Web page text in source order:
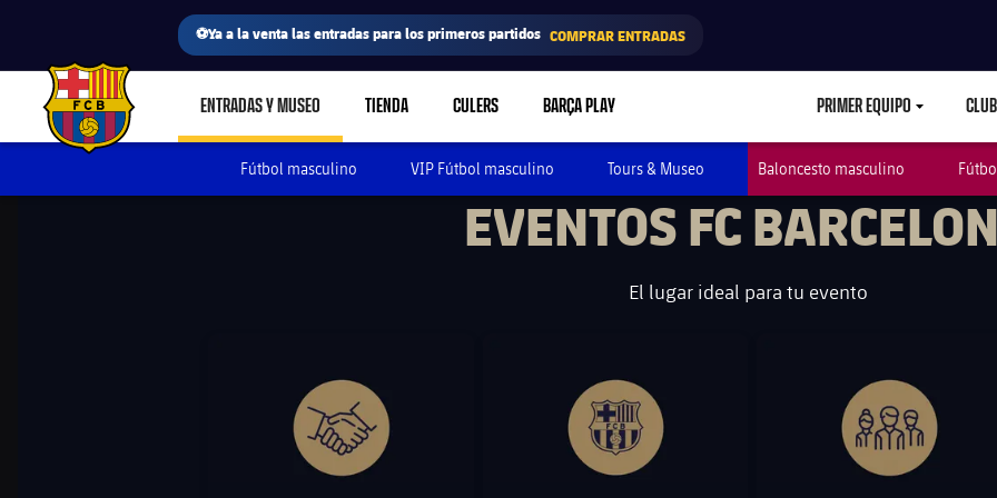
⚽Ya a la venta las entradas para los primeros partidos COMPRAR ENTRADAS
FC Barcelona club badge ENTRADAS Y MUSEOLABEL.SHARE.CARETDOWN
TIENDA CULERS BARÇA PLAY PRIMER EQUIPO CLUB
Fútbol masculino VIP Fútbol masculino Tours & Museo Baloncesto masculino
EVENTOS FC
El lugar ideal para tu evento